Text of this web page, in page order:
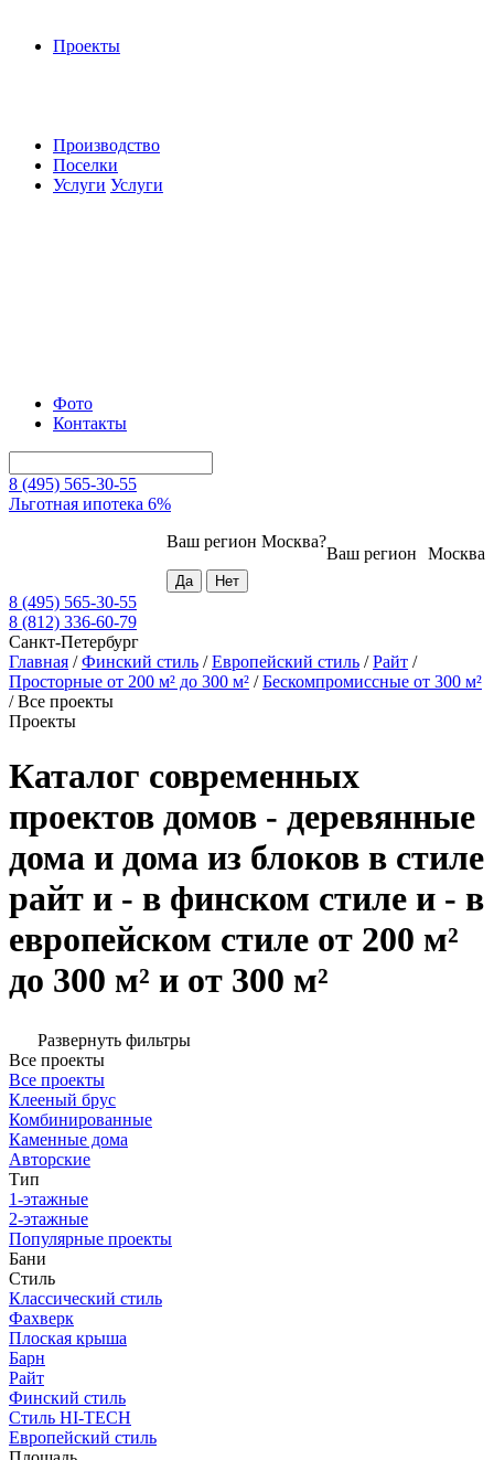
Проекты
Производство
Поселки
Услуги Услуги
Фото
Контакты
8 (495) 565-30-55
Льготная ипотека 6%
Москва
Ваш регион
Ваш регион Москва?
8 (495) 565-30-55
8 (812) 336-60-79
Санкт-Петербург
Главная /Финский стиль /Европейский стиль /Райт /
Просторные от 200 м² до 300 м² /Бескомпромиссные от 300 м²
/Все проекты
Проекты
Каталог современных
проектов домов - деревянные
дома и дома из блоков в стиле
райт и - в финском стиле и - в
европейском стиле от 200 м²
до 300 м² и от 300 м²
Развернуть фильтры
Все проекты
Все проекты
Клееный брус
Комбинированные
Каменные дома
Авторские
Тип
1-этажные
2-этажные
Популярные проекты
Бани
Стиль
Классический стиль
Фахверк
Плоская крыша
Барн
Райт
Финский стиль
Стиль HI-TECH
Европейский стиль